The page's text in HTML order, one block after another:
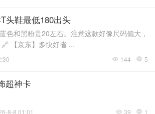
头鞋最低180出头
色和黑粉贵20左右。注意这款好像尺码偏大，
【京东】多快好省 ...
 144  5
超神卡
 39  1
8-8 01:01